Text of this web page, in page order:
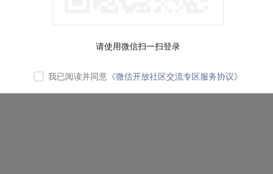
请使用微信扫一扫登录
我已阅读并同意 《微信开放社区交流专区服务协议》